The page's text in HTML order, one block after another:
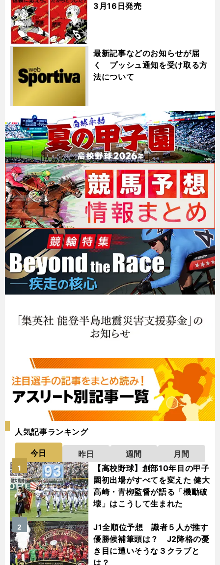
3月16日発売
最新記事などのお知らせが届
く プッシュ通知を受け取る方
法について
人気記事ランキング
今日 昨日 週間
月間
【高校野球】創部10年目の甲子
園初出場がすべてを変えた 健大
高崎・青栁監督が語る「機動破
壊」はこうして生まれた
1
J1全順位予想 識者５人が推す
優勝候補筆頭は？ J2降格の憂
き目に遭いそうな３クラブと
は？
2